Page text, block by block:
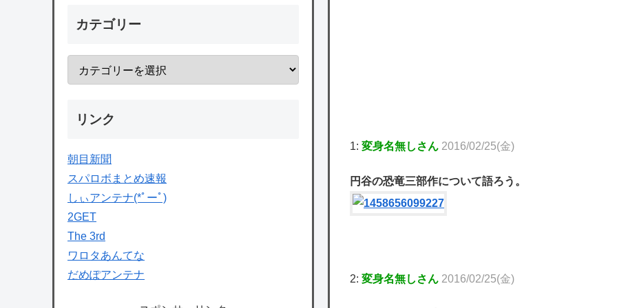
でやる隊はそれぞれどの位いるんだろうか特
別課題消化時は別として
Powered by livedoor 相互RSS
1: 変身名無しさん 2016/02/25(金)
円谷の恐竜三部作について語ろう。
2: 変身名無しさん 2016/02/25(金)
カテゴリー
リンク
朝目新聞
スパロボまとめ速報
しぃアンテナ(*ﾟーﾟ)
2GET
The 3rd
ワロタあんてな
だめぽアンテナ